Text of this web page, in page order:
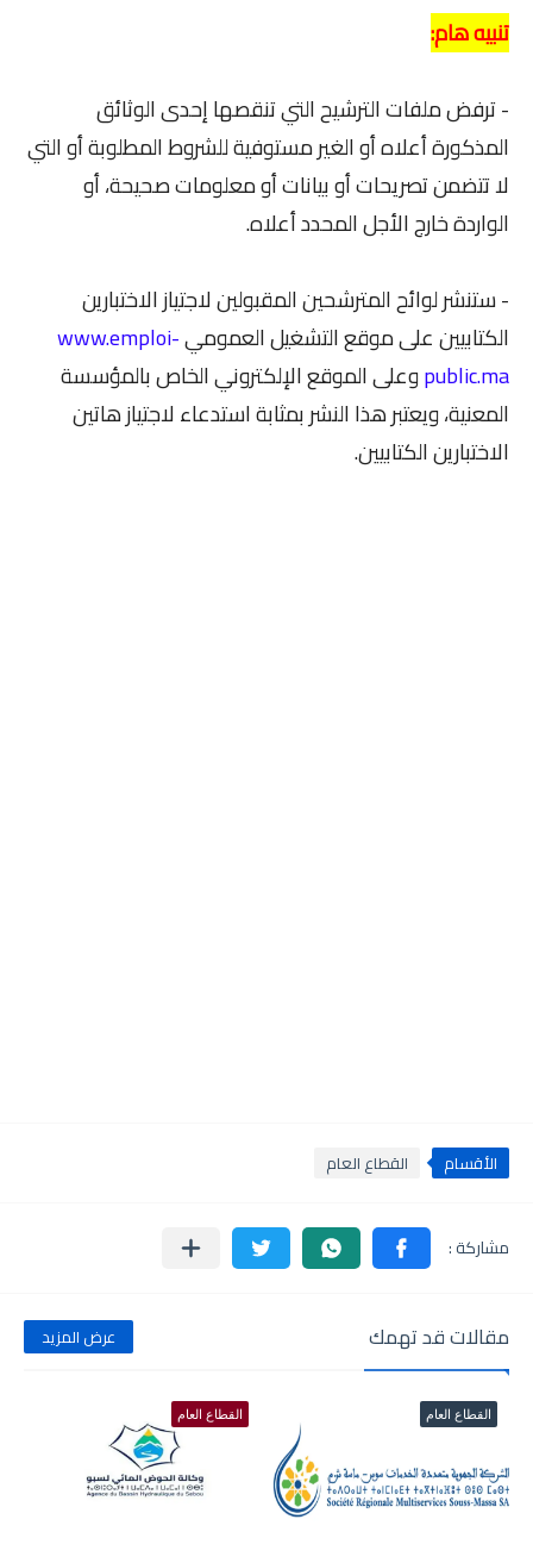
تنبيه هام:
- ترفض ملفات الترشيح التي تنقصها إحدى الوثائق
المذكورة أعلاه أو الغير مستوفية للشروط المطلوبة أو التي
لا تتضمن تصريحات أو بيانات أو معلومات صحيحة، أو
الواردة خارج الأجل المحدد أعلاه.
- ستنشر لوائح المترشحين المقبولين لاجتياز الاختبارين
الكتابيين على موقع التشغيل العموميwww.emploi-
public.maوعلى الموقع الإلكتروني الخاص بالمؤسسة
المعنية، ويعتبر هذا النشر بمثابة استدعاء لاجتياز هاتين
الاختبارين الكتابيين.
الأقسام القطاع العام
مقالات قد تهمك عرض المزيد
القطاع العام القطاع العام